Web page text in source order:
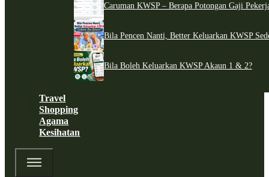
Caruman KWSP – Berapa Potongan Gaji
Bila Pencen Nanti, Better Keluarkan KWSP
Bila Boleh Keluarkan KWSP Akaun 1 & 2?
Travel
Shopping
Agama
Kesihatan